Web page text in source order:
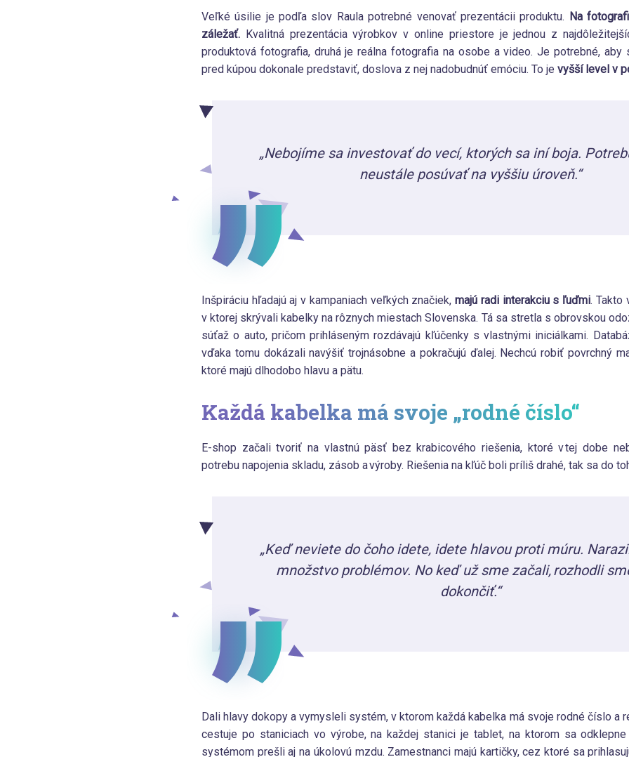
Veľké úsilie je podľa slov Raula potrebné venovať prezentácii produktu. Na
záležať. Kvalitná prezentácia výrobkov v online priestore je jednou z
produktová fotografia, druhá je reálna fotografia na osobe a video. Je potrebné, aby
pred kúpou dokonale predstaviť, doslova z nej nadobudnúť emóciu. To je vyšší level v
„Nebojíme sa investovať do vecí, ktorých sa iní boja.
neustále posúvať na vyššiu úroveň.“
Inšpiráciu hľadajú aj v kampaniach veľkých značiek,majú radi interakciu s ľuďmi. Takto
v ktorej skrývali kabelky na rôznych miestach Slovenska. Tá sa stretla s obrovskou
súťaž o auto, pričom prihláseným rozdávajú kľúčenky s vlastnými iniciálkami.
vďaka tomu dokázali navýšiť trojnásobne a pokračujú ďalej. Nechcú robiť povrchný
ktoré majú dlhodobo hlavu a pätu.
Každá kabelka má svoje „rodné číslo“
E-shop začali tvoriť na vlastnú päsť bez krabicového riešenia, ktoré v tej dobe
potrebu napojenia skladu, zásob a výroby. Riešenia na kľúč boli príliš drahé, tak sa do
„Keď neviete do čoho idete, idete hlavou proti múru.
množstvo problémov. No keď už sme začali, rozhodli
dokončiť.“
Dali hlavy dokopy a vymysleli systém, v ktorom každá kabelka má svoje rodné číslo a
cestuje po staniciach vo výrobe, na každej stanici je tablet, na ktorom sa
systémom prešli aj na úkolovú mzdu. Zamestnanci majú kartičky, cez ktoré sa